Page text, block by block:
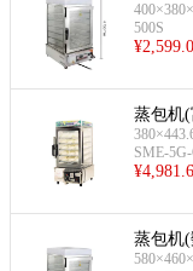
500S
¥
蒸包机
SME-
¥
蒸包机